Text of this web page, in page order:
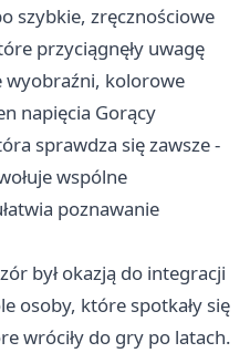
szybkie, zręcznościowe
przyciągnęły uwagę
wyobraźni, kolorowe
napięcia Gorący
sprawdza się zawsze -
wspólne
poznawanie
był okazją do integracji
osoby, które spotkały się
wróciły do gry po latach.